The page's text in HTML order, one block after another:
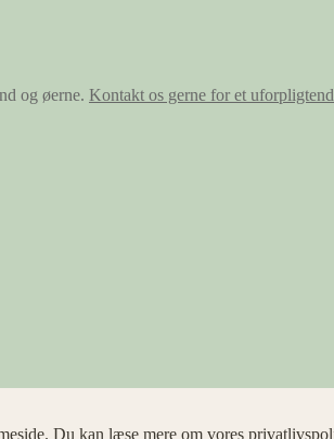
og øerne. Kontakt os gerne for et
Du kan læse mere om vores